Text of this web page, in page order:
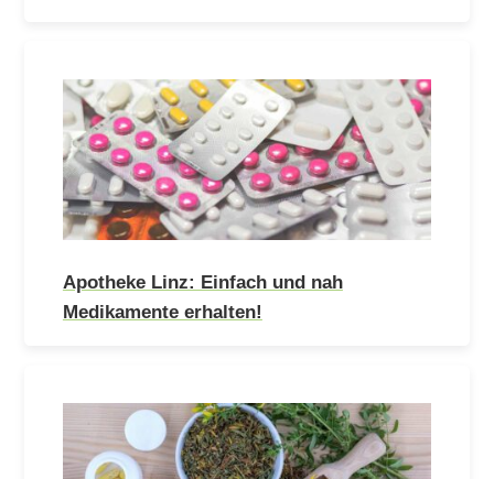
Apotheke Linz: Einfach und nah
Medikamente erhalten!